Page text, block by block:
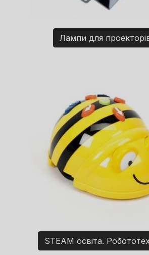
Лампи для
STEAM освіта.